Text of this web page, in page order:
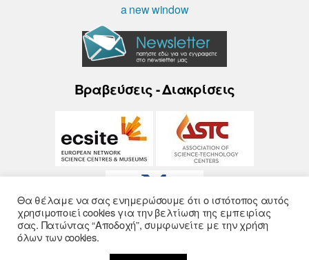
Βραβεύσεις - Διακρίσεις
Θα θέλαμε να σας ενημερώσουμε ότι ο ιστότοπος αυτός
χρησιμοποιεί cookies για την βελτίωση της εμπειρίας
σας. Πατώντας “Αποδοχή”, συμφωνείτε με την χρήση
όλων των cookies.